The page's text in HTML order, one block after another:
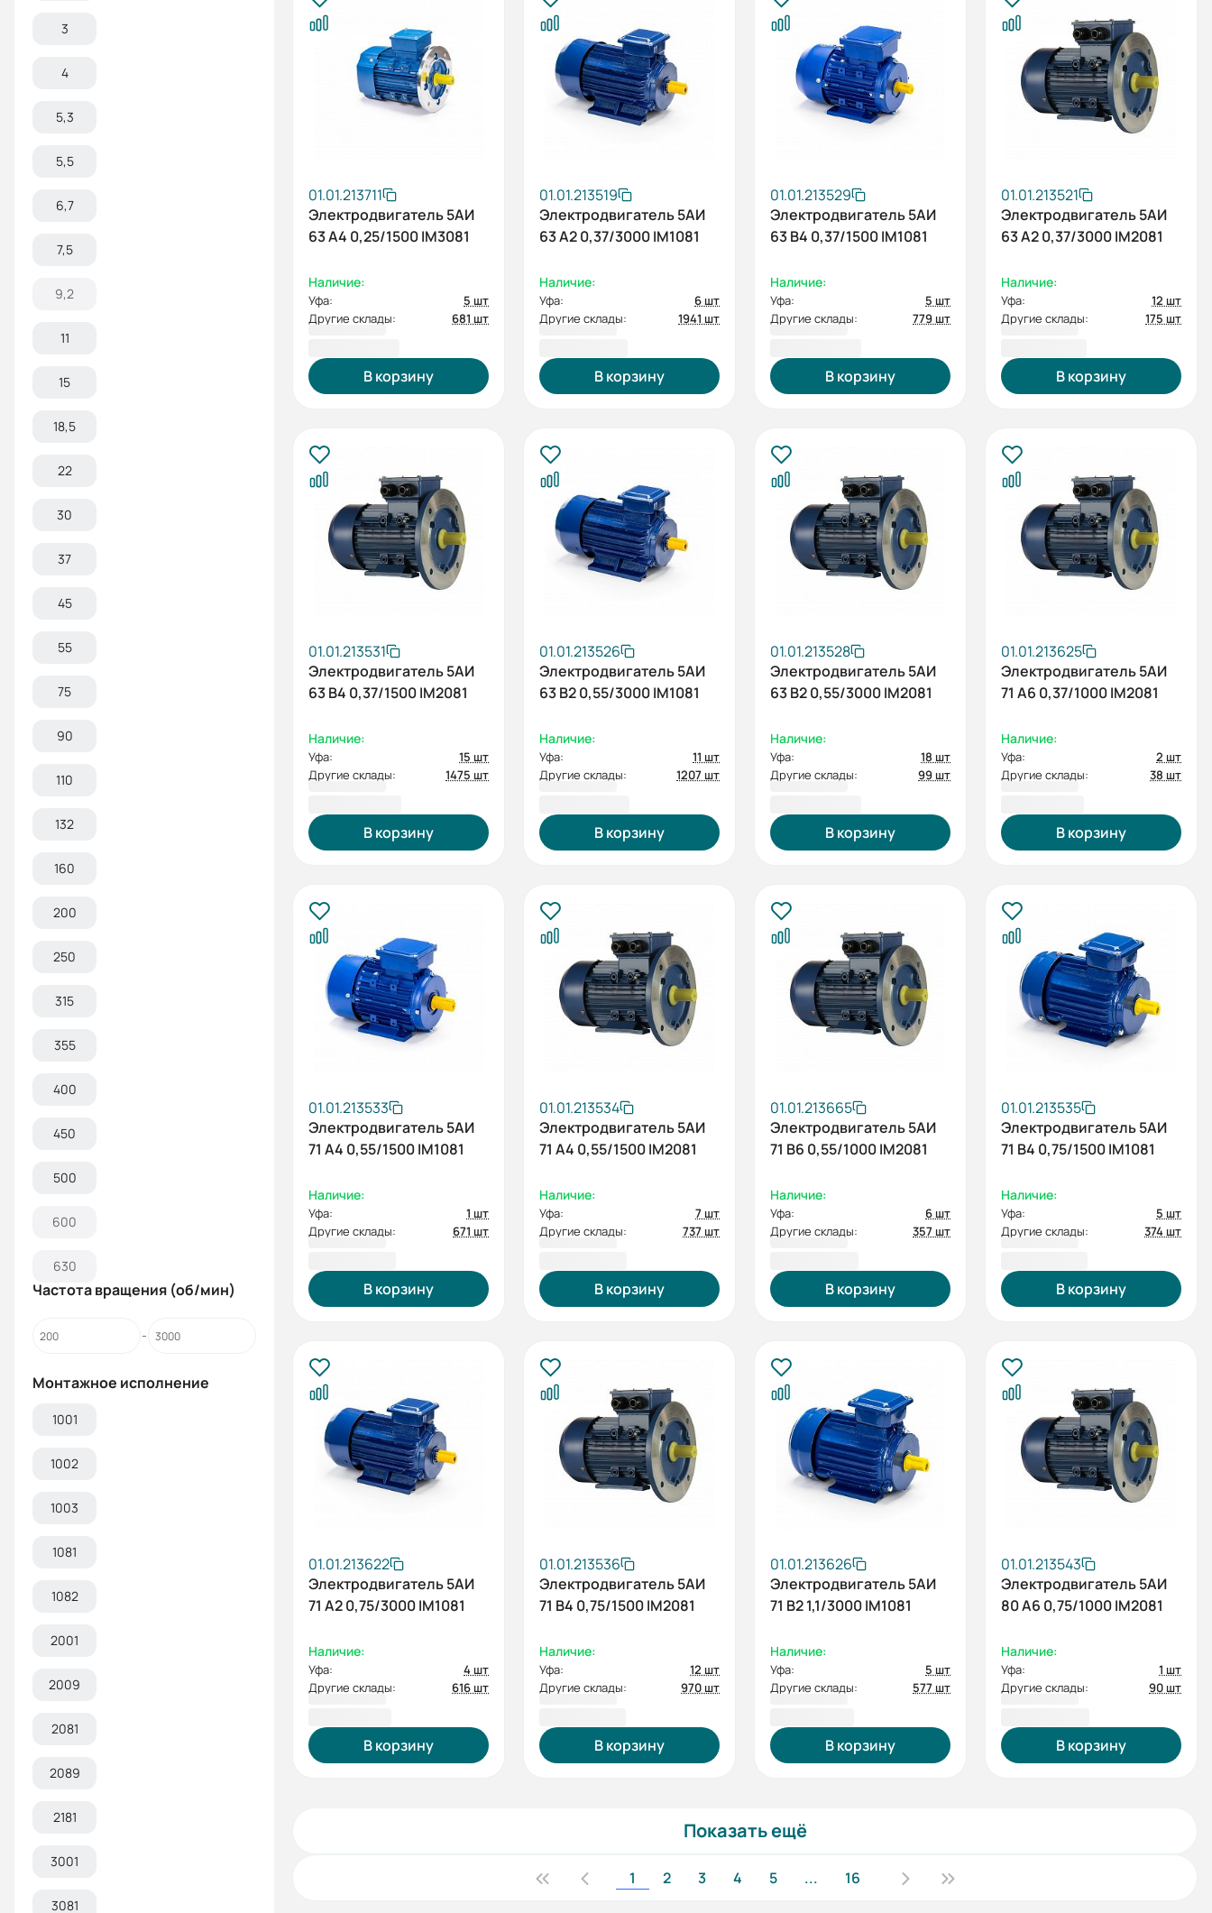
3
4
5,3
5,5
6,7
7,5
9,2
11
15
18,5
22
30
37
45
55
75
90
110
132
160
200
250
315
355
400
450
500
600
630
Частота вращения (об/мин)
Монтажное исполнение
1001
1002
1003
1081
1082
2001
2009
2081
2089
2181
3001
3081
01.01.213711
Электродвигатель 5АИ
63 А4 0,25/1500 IM3081
Наличие:
Уфа:
5 шт
Другие склады:
681 шт
В корзину
01.01.213519
Электродвигатель 5АИ
63 А2 0,37/3000 IM1081
Наличие:
Уфа:
6 шт
Другие склады:
1941 шт
В корзину
01.01.213529
Электродвигатель 5АИ
63 В4 0,37/1500 IM1081
Наличие:
Уфа:
5 шт
Другие склады:
779 шт
В корзину
01.01.213521
Электродвигатель 5АИ
63 А2 0,37/3000 IM2081
Наличие:
Уфа:
12 шт
Другие склады:
175 шт
В корзину
01.01.213531
Электродвигатель 5АИ
63 В4 0,37/1500 IM2081
Наличие:
Уфа:
15 шт
Другие склады:
1475 шт
В корзину
01.01.213526
Электродвигатель 5АИ
63 В2 0,55/3000 IM1081
Наличие:
Уфа:
11 шт
Другие склады:
1207 шт
В корзину
01.01.213528
Электродвигатель 5АИ
63 В2 0,55/3000 IM2081
Наличие:
Уфа:
18 шт
Другие склады:
99 шт
В корзину
01.01.213625
Электродвигатель 5АИ
71 А6 0,37/1000 IM2081
Наличие:
Уфа:
2 шт
Другие склады:
38 шт
В корзину
01.01.213533
Электродвигатель 5АИ
71 А4 0,55/1500 IM1081
Наличие:
Уфа:
1 шт
Другие склады:
671 шт
В корзину
01.01.213534
Электродвигатель 5АИ
71 А4 0,55/1500 IM2081
Наличие:
Уфа:
7 шт
Другие склады:
737 шт
В корзину
01.01.213665
Электродвигатель 5АИ
71 В6 0,55/1000 IM2081
Наличие:
Уфа:
6 шт
Другие склады:
357 шт
В корзину
01.01.213535
Электродвигатель 5АИ
71 В4 0,75/1500 IM1081
Наличие:
Уфа:
5 шт
Другие склады:
374 шт
В корзину
01.01.213622
Электродвигатель 5АИ
71 А2 0,75/3000 IM1081
Наличие:
Уфа:
4 шт
Другие склады:
616 шт
В корзину
01.01.213536
Электродвигатель 5АИ
71 В4 0,75/1500 IM2081
Наличие:
Уфа:
12 шт
Другие склады:
970 шт
В корзину
01.01.213626
Электродвигатель 5АИ
71 В2 1,1/3000 IM1081
Наличие:
Уфа:
5 шт
Другие склады:
577 шт
В корзину
01.01.213543
Электродвигатель 5АИ
80 А6 0,75/1000 IM2081
Наличие:
Уфа:
1 шт
Другие склады:
90 шт
В корзину
Показать ещё
1 2 3 4 5 ... 16